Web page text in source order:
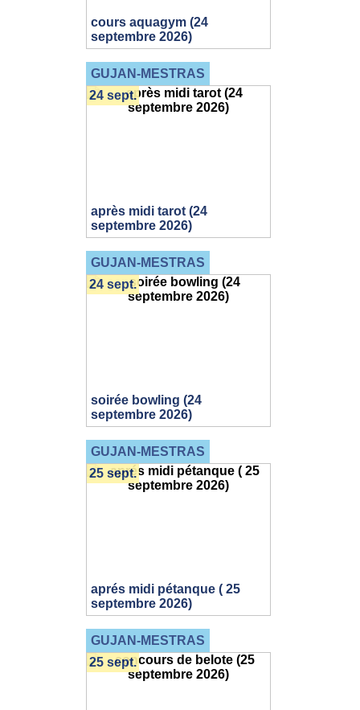
cours aquagym (24
septembre 2026)
GUJAN-MESTRAS
après midi tarot (24
septembre 2026)
24 sept.
GUJAN-MESTRAS
soirée bowling (24
septembre 2026)
24 sept.
GUJAN-MESTRAS
aprés midi pétanque ( 25
septembre 2026)
25 sept.
GUJAN-MESTRAS
25 sept.